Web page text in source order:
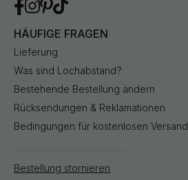
HÄUFIGE FRAGEN
Lieferung
Was sind Lochabstand?
Bestehende Bestellung ändern
Rücksendungen & Reklamationen
Bedingungen für kostenlosen Versand
Bestellung stornieren